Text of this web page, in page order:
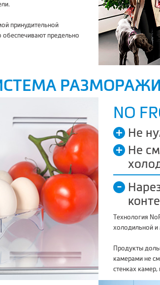
принудительной
предельно
NO
Не
Не
Технология
холодильной и
Продукты
камерами не
стенках